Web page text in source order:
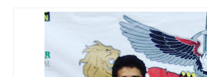
ESPORTES
ENTRETENIMENTO